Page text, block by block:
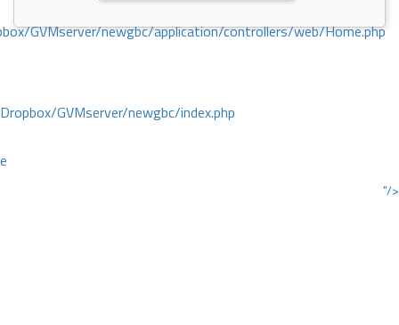
GVMserver/newgbc/application/controllers/web/Home.php
GVMserver/newgbc/index.php
"/>